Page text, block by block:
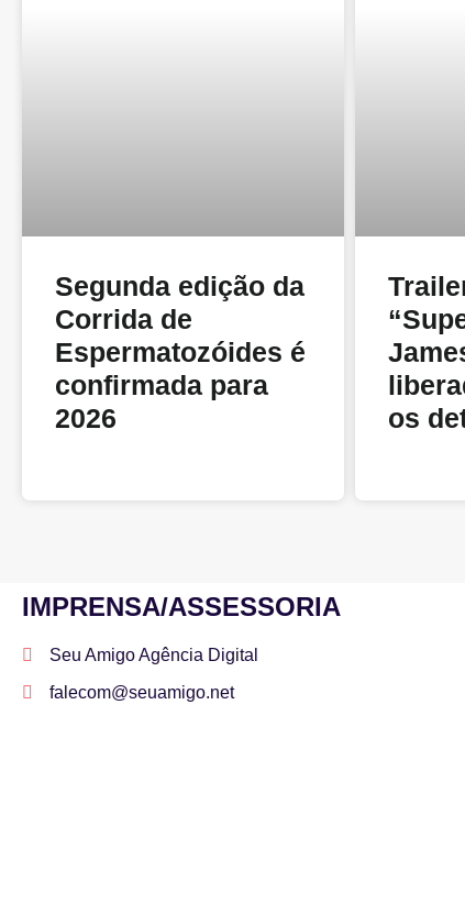
Segunda edição da
Corrida de
Espermatozóides é
confirmada para
2026
os
IMPRENSA/ASSESSORIA
Seu Amigo Agência Digital
falecom@seuamigo.net